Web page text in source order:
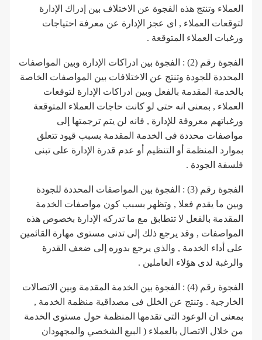
العملاء وتنتج هذه الفجوة عن الاختلاف بين إدراك الإدارة
لتوقعات العملاء , اى عجز الإدارة عن معرفة احتياجات
ورغبات العملاء المتوقعة .
الفجوة رقم (2) : الفجوة بين ادراكات الإدارة وبين المواصفات
المحددة للجودة وتنتج عن الاختلافات بين المواصفات الخاصة
بالخدمة المقدمة بالفعل وبين ادراكات الإدارة لتوقعات
العملاء , بمعنى انه حتى لو كانت حاجات العملاء المتوقعة
ورغباتهم معروفة للإدارة , فانه لن يتم ترجمتها إلى
مواصفات محددة فى الخدمة المقدمة بسبب قيود تتعلق
بموارد المنظمة أو التنظيم أو عدم قدرة الإدارة على تبنى
فلسفة الجودة .
الفجوة رقم (3) : الفجوة بين المواصفات المحددة للجودة
وبين ما يقدم فعلا , وتظهر بسبب كون مواصفات الخدمة
المقدمة بالفعل لا تتطابق مع ما تدركه الإدارة بخصوص هذه
المواصفات , وقد يرجع ذلك إلى تدنى مستوى مهارة القائمين
على أداء الخدمة , والذي يرجع بدوره إلى ضعف القدرة
والرغبة لدى هؤلاء العاملين .
الفجوة رقم (4) : الفجوة بين الخدمة المقدمة وبين الاتصالات
الخارجية . وتنتج عن الخلل فى مصداقية منظمة الخدمة ,
بمعنى ان الوعود التى تقدمها المنظمة حول مستوى الخدمة
من خلال الاتصال بالعملاء ( البيع الشخصي والمجهودان